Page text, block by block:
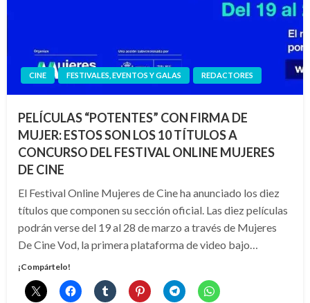
CINE FESTIVALES, EVENTOS Y GALAS REDACTORES
PELÍCULAS “POTENTES” CON FIRMA DE
MUJER: ESTOS SON LOS 10 TÍTULOS A
CONCURSO DEL FESTIVAL ONLINE MUJERES
DE CINE
El Festival Online Mujeres de Cine ha anunciado los diez
títulos que componen su sección oficial. Las diez películas
podrán verse del 19 al 28 de marzo a través de Mujeres
De Cine Vod, la primera plataforma de video bajo…
¡Compártelo!